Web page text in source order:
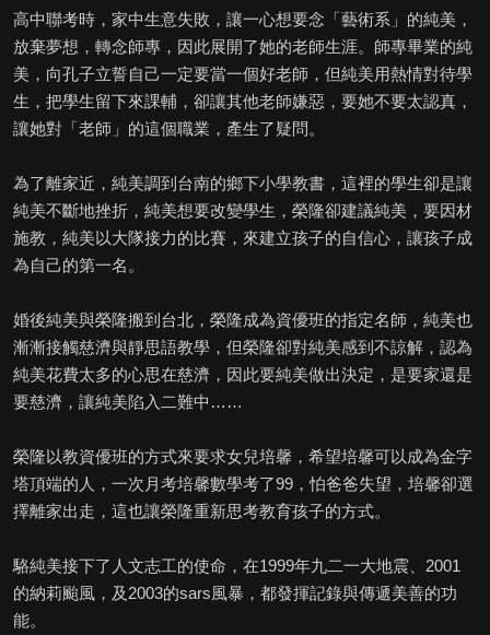
高中聯考時，家中生意失敗，讓一心想要念「藝術系」的純美，
放棄夢想，轉念師專，因此展開了她的老師生涯。師專畢業的純
美，向孔子立誓自己一定要當一個好老師，但純美用熱情對待學
生，把學生留下來課輔，卻讓其他老師嫌惡，要她不要太認真，
讓她對「老師」的這個職業，產生了疑問。
為了離家近，純美調到台南的鄉下小學教書，這裡的學生卻是讓
純美不斷地挫折，純美想要改變學生，榮隆卻建議純美，要因材
施教，純美以大隊接力的比賽，來建立孩子的自信心，讓孩子成
為自己的第一名。
婚後純美與榮隆搬到台北，榮隆成為資優班的指定名師，純美也
漸漸接觸慈濟與靜思語教學，但榮隆卻對純美感到不諒解，認為
純美花費太多的心思在慈濟，因此要純美做出決定，是要家還是
要慈濟，讓純美陷入二難中……
榮隆以教資優班的方式來要求女兒培馨，希望培馨可以成為金字
塔頂端的人，一次月考培馨數學考了99，怕爸爸失望，培馨卻選
擇離家出走，這也讓榮隆重新思考教育孩子的方式。
駱純美接下了人文志工的使命，在1999年九二一大地震、2001
的納莉颱風，及2003的sars風暴，都發揮記錄與傳遞美善的功
能。